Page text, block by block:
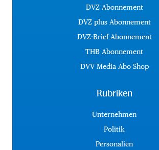
DVZ Abonnement
DVZ plus Abonnement
DVZ-Brief Abonnement
THB Abonnement
DVV Media Abo Shop
Rubriken
Unternehmen
Politik
Personalien